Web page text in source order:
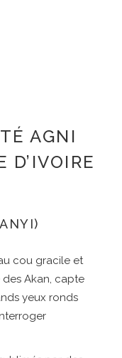
AGNI
cou gracile et
des Akan, capte
yeux ronds